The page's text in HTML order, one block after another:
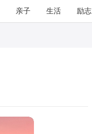
亲子 生活 励志